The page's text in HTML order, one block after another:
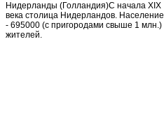
Нидерланды (Голландия)С начала XIX
века столица Нидерландов. Население
- 695000 (с пригородами свыше 1 млн.)
жителей.